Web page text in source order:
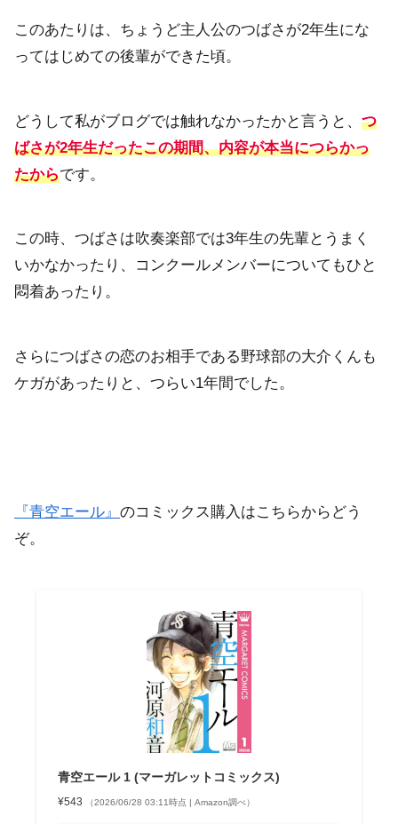
このあたりは、ちょうど主人公のつばさが2年生にな
ってはじめての後輩ができた頃。
どうして私がブログでは触れなかったかと言うと、 つ
ばさが2年生だったこの期間、内容が本当につらかっ
たからです。
この時、つばさは吹奏楽部では3年生の先輩とうまく
いかなかったり、コンクールメンバーについてもひと
悶着あったり。
さらにつばさの恋のお相手である野球部の大介くんも
ケガがあったりと、つらい1年間でした。
『青空エール』 のコミックス購入はこちらからどう
ぞ。
青空エール 1 (マーガレットコミックス)
¥543 （2026/06/28 03:11時点 | Amazon調べ）